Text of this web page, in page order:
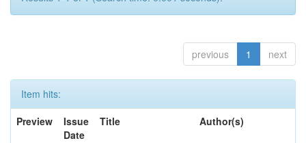
previous 1 next
Item hits:
Preview
Issue
Date
Title Author(s)